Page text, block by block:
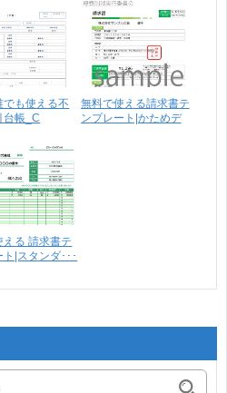
でも使える不
台帳_C
無料で使える請求書テ
ンプレート|かためデ
える 請求書テ
ト|スタンダ･･･